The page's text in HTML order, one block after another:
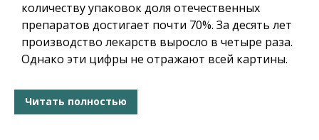
количеству упаковок доля отечественных
препаратов достигает почти 70%. За десять лет
производство лекарств выросло в четыре раза.
Однако эти цифры не отражают всей картины.
Читать полностью